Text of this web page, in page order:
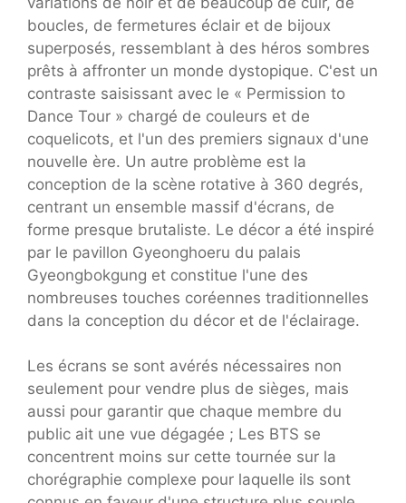
boucles, de fermetures éclair et de bijoux
superposés, ressemblant à des héros sombres
prêts à affronter un monde dystopique. C'est un
contraste saisissant avec le « Permission to
Dance Tour » chargé de couleurs et de
coquelicots, et l'un des premiers signaux d'une
nouvelle ère. Un autre problème est la
conception de la scène rotative à 360 degrés,
centrant un ensemble massif d'écrans, de
forme presque brutaliste. Le décor a été inspiré
par le pavillon Gyeonghoeru du palais
Gyeongbokgung et constitue l'une des
nombreuses touches coréennes traditionnelles
dans la conception du décor et de l'éclairage.
Les écrans se sont avérés nécessaires non
seulement pour vendre plus de sièges, mais
aussi pour garantir que chaque membre du
public ait une vue dégagée ; Les BTS se
concentrent moins sur cette tournée sur la
chorégraphie complexe pour laquelle ils sont